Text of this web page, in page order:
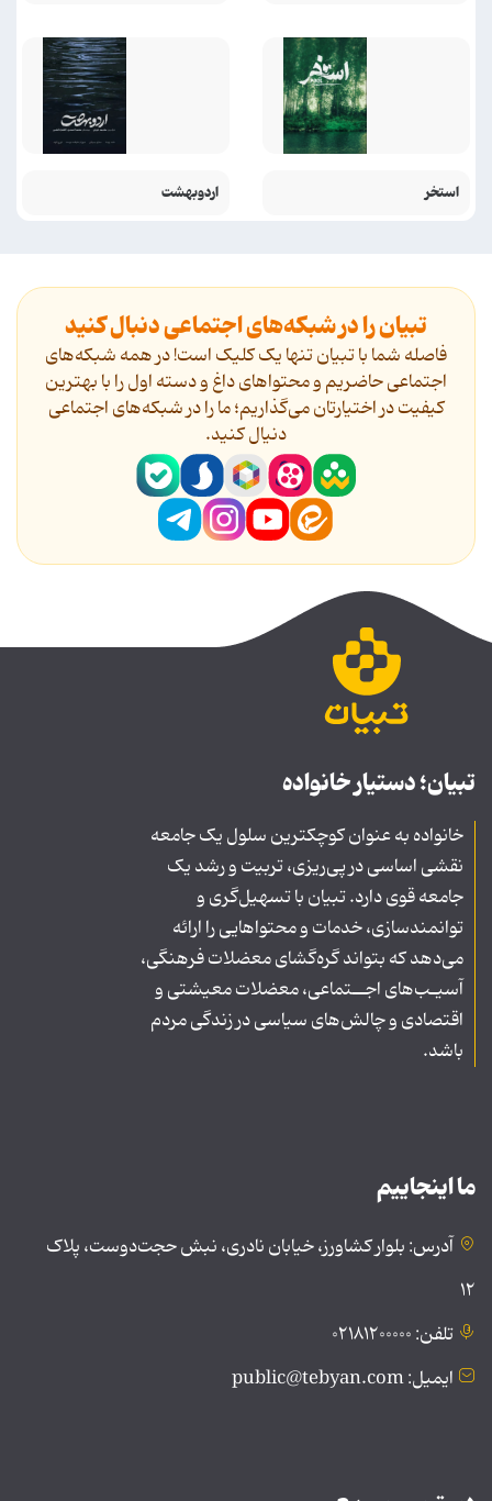
استخر اردوبهشت
تبیان را در شبکه‌های اجتماعی دنبال کنید
فاصله شما با تبیان تنها یک کلیک است! در همه شبکه‌های
اجتماعی حاضریم و محتواهای داغ و دسته اول را با بهترین
کیفیت در اختیارتان می‌گذاریم؛ ما را در شبکه‌های اجتماعی
دنیال کنید.
تبیان؛ دستیار خانواده
خانواده به عنوان کوچکترین سلول یک جامعه
نقشی اساسی در پی‌ریزی، تربیت و رشد یک
جامعه قوی دارد. تبیان با تسهیل‌گری و
توانمندسازی، خدمات و محتواهایی را ارائه
می‌دهد که بتواند گره‌گشای معضلات فرهنگی،
آسیـب‌های اجــتماعی، معضلات معیشتی و
اقتصادی و چالش‌های سیاسی در زندگی مردم
باشد.
ما اینجاییم
آدرس: بلوار کشاورز، خیابان نادری، نبش حجت‌دوست، پلاک
۱۲
تلفن: ۰۲۱۸۱۲۰۰۰۰۰
ایمیل: public@tebyan.com